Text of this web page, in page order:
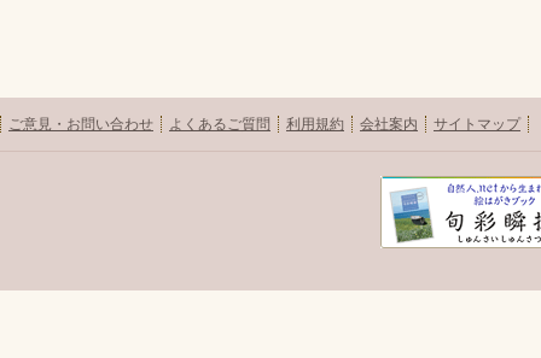
ご意見・お問い合わせ よくあるご質問 利用規約 会社案内 サイトマップ